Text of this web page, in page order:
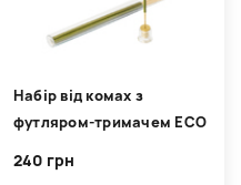
Набір від комах з
футляром-тримачем ECO
240 грн